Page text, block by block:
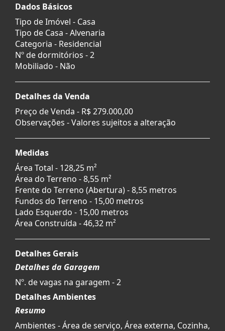
Dados Básicos
Tipo de Imóvel - Casa
Tipo de Casa - Alvenaria
Categoria - Residencial
Nº de dormitórios - 2
Mobiliado - Não
Detalhes da Venda
Preço de Venda - R$ 279.000,00
Observações - Valores sujeitos a alteração
Medidas
Área Total - 128,25 m²
Área do Terreno - 8,55 m²
Frente do Terreno (Abertura) - 8,55 metros
Fundos do Terreno - 15,00 metros
Lado Esquerdo - 15,00 metros
Área Construída - 46,32 m²
Detalhes Gerais
Detalhes da Garagem
Nº. de vagas na garagem - 2
Detalhes Ambientes
Resumo
Ambientes - Área de serviço, Área externa, Cozinha,